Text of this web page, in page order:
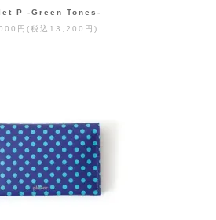
P -Green Tones-
円(税込13,200円)